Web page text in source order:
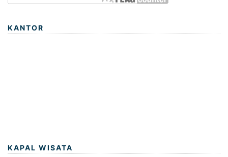
KANTOR
KAPAL WISATA